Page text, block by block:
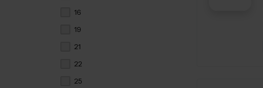
16
19
21
22
25